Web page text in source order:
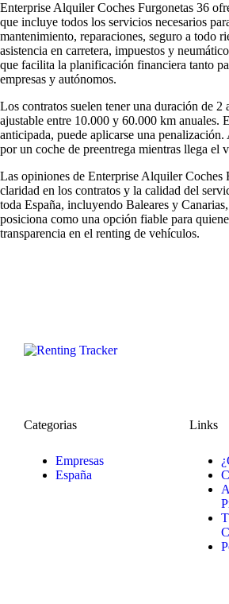
Enterprise Alquiler Coches Furgonetas 36
que incluye todos los servicios necesarios
mantenimiento, reparaciones, seguro a todo
asistencia en carretera, impuestos y
que facilita la planificación financiera tanto
empresas y autónomos.
Los contratos suelen tener una duración de 2
ajustable entre 10.000 y 60.000 km anuales.
anticipada, puede aplicarse una penalización.
por un coche de preentrega mientras llega el
Las opiniones de Enterprise Alquiler Coches
claridad en los contratos y la calidad del
toda España, incluyendo Baleares y Canarias,
posiciona como una opción fiable para
transparencia en el renting de vehículos.
Categorias
Empresas
España
Links